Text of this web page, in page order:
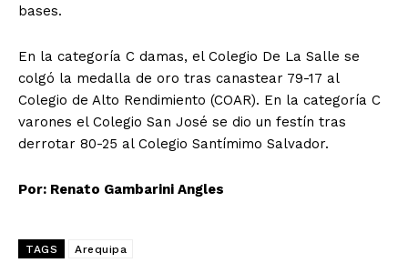
bases.
En la categoría C damas, el Colegio De La Salle se
colgó la medalla de oro tras canastear 79-17 al
Colegio de Alto Rendimiento (COAR). En la categoría C
varones el Colegio San José se dio un festín tras
derrotar 80-25 al Colegio Santímimo Salvador.
Por: Renato Gambarini Angles
TAGS Arequipa